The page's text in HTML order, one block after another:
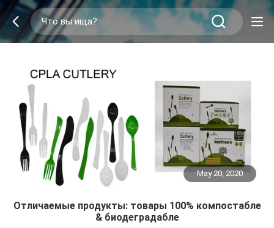
May 20, 2020
Отличаемые продукты: товары 100% компостабле
& биодеградабле